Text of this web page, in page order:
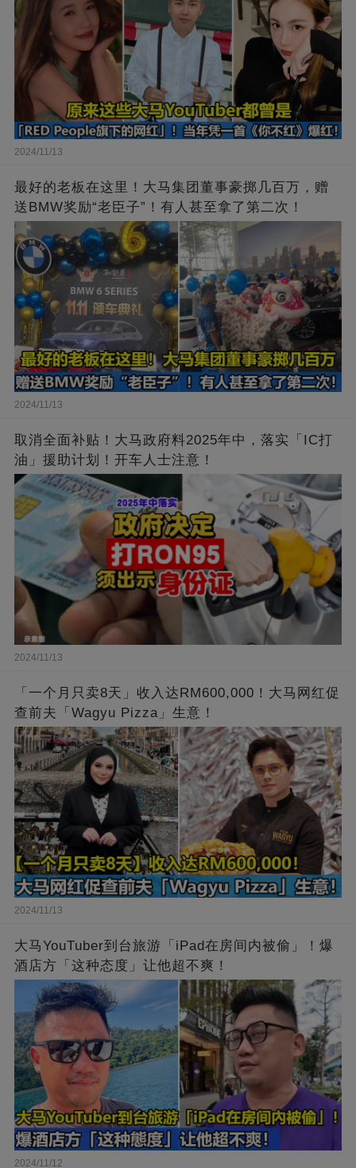
2024/11/13
最好的老板在这里！大马集团董事豪掷几百万，赠
送BMW奖励“老臣子”！有人甚至拿了第二次！
2024/11/13
取消全面补贴！大马政府料2025年中，落实「IC打
油」援助计划！开车人士注意！
2024/11/13
「一个月只卖8天」收入达RM600,000！大马网红促
查前夫「Wagyu Pizza」生意！
2024/11/13
大马YouTuber到台旅游「iPad在房间内被偷」！爆
酒店方「这种态度」让他超不爽！
2024/11/12